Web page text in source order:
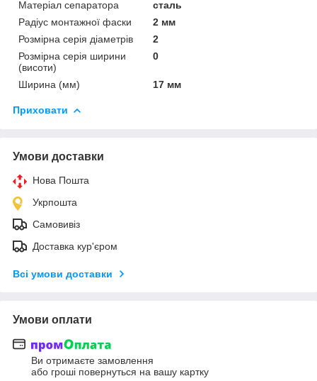
Матеріал сепаратора
сталь
Радіус монтажної фаски
2 мм
Розмірна серія діаметрів
2
Розмірна серія ширини
(висоти)
0
Ширина (мм) 17 мм
Приховати
Умови доставки
Нова Пошта
Укрпошта
Самовивіз
Доставка кур'єром
Всі умови доставки
Умови оплати
Ви отримаєте замовлення
або гроші повернуться на вашу картку